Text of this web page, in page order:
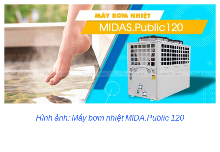
Hình ảnh: Máy bơm nhiệt MIDA.Public 120